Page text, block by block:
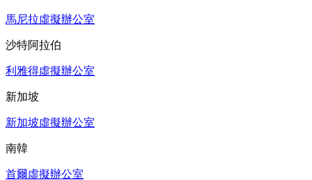
馬尼拉虛擬辦公室
沙特阿拉伯
利雅得虛擬辦公室
新加坡
新加坡虛擬辦公室
南韓
首爾虛擬辦公室